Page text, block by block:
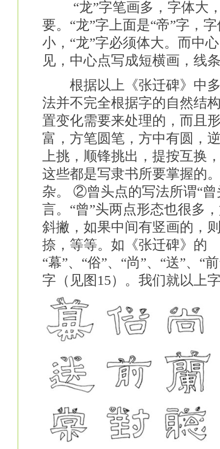
“龙”字笔画多，字体大，
要。“龙”字上面是“帝”字，
小，“龙”字必须体大。而中
见，中心点写成短横画，线
根据以上《张迁碑》中多
法并不完全根据字的自然结
置变化需要来处理的，而且
富，方笔圆笔，方中有圆，
上挑，顺锋挑出，提按互换
这些都是写隶书所要掌握的
杂。 ②曾头点的写法所谓“曾
言。“曾”头两点形态也很多
斜撇，如果中间有竖画的，
捺，等等。如《张迁碑》的
“幕”、“俗”、“尚”、“送”、“
字（见图15）。我们就以上